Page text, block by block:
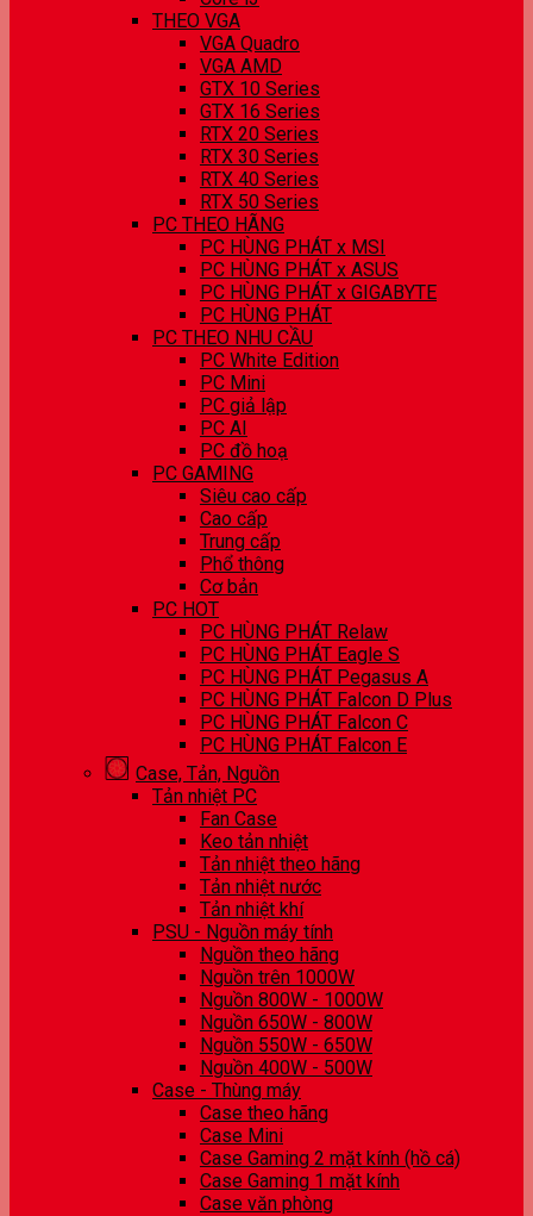
THEO VGA
VGA Quadro
VGA AMD
GTX 10 Series
GTX 16 Series
RTX 20 Series
RTX 30 Series
RTX 40 Series
RTX 50 Series
PC THEO HÃNG
PC HÙNG PHÁT x MSI
PC HÙNG PHÁT x ASUS
PC HÙNG PHÁT x GIGABYTE
PC HÙNG PHÁT
PC THEO NHU CẦU
PC White Edition
PC Mini
PC giả lập
PC AI
PC đồ hoạ
PC GAMING
Siêu cao cấp
Cao cấp
Trung cấp
Phổ thông
Cơ bản
PC HOT
PC HÙNG PHÁT Relaw
PC HÙNG PHÁT Eagle S
PC HÙNG PHÁT Pegasus A
PC HÙNG PHÁT Falcon D Plus
PC HÙNG PHÁT Falcon C
PC HÙNG PHÁT Falcon E
Case, Tản, Nguồn
Tản nhiệt PC
Fan Case
Keo tản nhiệt
Tản nhiệt theo hãng
Tản nhiệt nước
Tản nhiệt khí
PSU - Nguồn máy tính
Nguồn theo hãng
Nguồn trên 1000W
Nguồn 800W - 1000W
Nguồn 650W - 800W
Nguồn 550W - 650W
Nguồn 400W - 500W
Case - Thùng máy
Case theo hãng
Case Mini
Case Gaming 2 mặt kính (hồ cá)
Case Gaming 1 mặt kính
Case văn phòng